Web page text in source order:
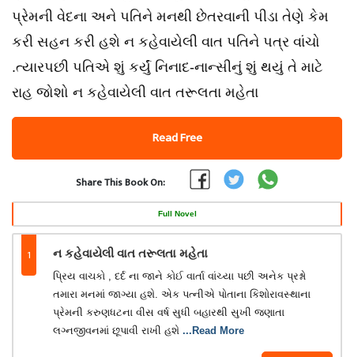
પ્રેમની વેદના અને પતિને મનથી છેતરવાની પીડા તેણે કેમ
કરી સહન કરી હશે ન કહેવાયેલી વાત પતિને પત્ર વાંચો
.ત્યારપછી પતિએ શું કર્યું નિનાદ-નાન્સીનું શું થયું તે માટે
રાહ જોશો ન કહેવાયેલી વાત તરૂલતા મહેતા
Read Free
Share This Book On:
Full Novel
1 ન કહેવાયેલી વાત તરૂલતા મહેતા
પ્રિય વાચકો , દર્દ ના જાને કોઈ વાર્તા વાંચ્યા પછી અનેક પ્રશ્નો
તમારા મનમાં જાગ્યા હશે. એક પત્નીએ પોતાના કિશોરાવસ્થાના
પ્રેમની કરુણધટના વીસ વર્ષ સુધી બહારથી સુખી જણાતા
લગ્નજીવનમાં છૂપાવી રાખી હશે ...Read More